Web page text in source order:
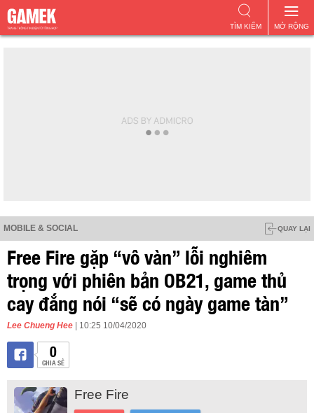
MỞ RỘNG
TÌM KIẾM
MOBILE & SOCIAL QUAY LẠI
Free Fire gặp “vô vàn” lỗi nghiêm
trọng với phiên bản OB21, game thủ
cay đắng nói “sẽ có ngày game tàn”
Lee Chueng Hee | 10:25 10/04/2020
0
CHIA SẺ
Free Fire